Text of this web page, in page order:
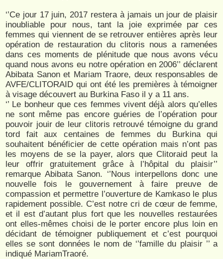
‘’Ce jour 17 juin, 2017 restera à jamais un jour de plaisir
inoubliable pour nous, tant la joie exprimée par ces
femmes qui viennent de se retrouver entières après leur
opération de restauration du clitoris nous a ramenées
dans ces moments de plénitude que nous avons vécu
quand nous avons eu notre opération en 2006’’ déclarent
Abibata Sanon et Mariam Traore, deux responsables de
AVFE/CLITORAID qui ont été les premières à témoigner
à visage découvert au Burkina Faso il y a 11 ans.
‘’ Le bonheur que ces femmes vivent déjà alors qu’elles
ne sont même pas encore guéries de l’opération pour
pouvoir jouir de leur clitoris retrouvé témoigne du grand
tord fait aux centaines de femmes du Burkina qui
souhaitent bénéficier de cette opération mais n’ont pas
les moyens de se la payer, alors que Clitoraid peut la
leur offrir gratuitement grâce à l’hôpital du plaisir’’
remarque Abibata Sanon. ‘’Nous interpellons donc une
nouvelle fois le gouvernement à faire preuve de
compassion et permettre l’ouverture de Kamkaso le plus
rapidement possible. C’est notre cri de cœur de femme,
et il est d’autant plus fort que les nouvelles restaurées
ont elles-mêmes choisi de le porter encore plus loin en
décidant de témoigner publiquement et c’est pourquoi
elles se sont données le nom de ‘’famille du plaisir ’’ a
indiqué MariamTraoré.